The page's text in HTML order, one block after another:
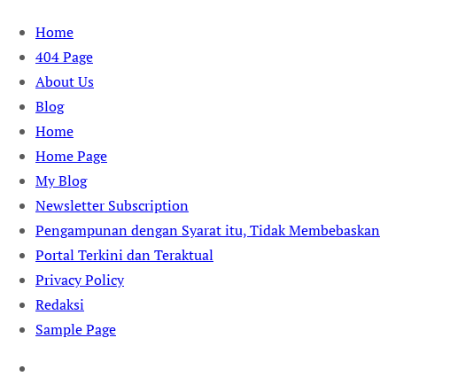
Skip
content
Home
404 Page
About Us
Blog
Home
Home Page
My Blog
Newsletter Subscription
Pengampunan dengan Syarat itu, Tidak Membebaskan
Portal Terkini dan Teraktual
Privacy Policy
Redaksi
Sample Page